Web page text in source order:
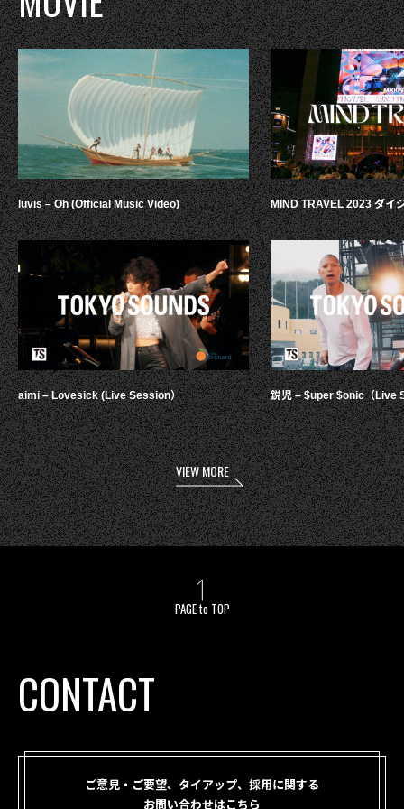
luvis – Oh (Official Music Video)
aimi – Lovesick (Live Session）
MIND TRAVEL 2023 ダイ
鋭児 – $uper $onic（Live
VIEW MORE
PAGE to TOP
CONTACT
ご意見・ご要望、タイアップ、採用に関する
お問い合わせはこちら